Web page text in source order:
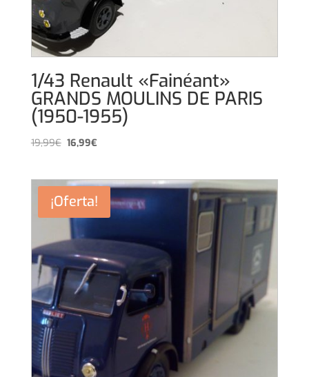
1/43 Renault «Fainéant»
GRANDS MOULINS DE PARIS
(1950-1955)
19,99€El
era:
19,99€.
16,99€El
es:
16,99€.
¡Oferta!